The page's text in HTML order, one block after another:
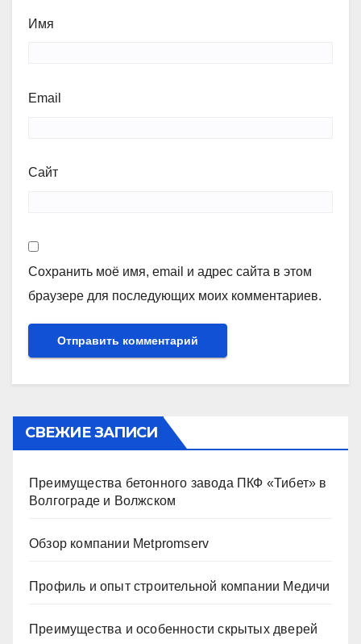
Имя
Email
Сайт
Сохранить моё имя, email и адрес сайта в этом
браузере для последующих моих комментариев.
СВЕЖИЕ ЗАПИСИ
Преимущества бетонного завода ПКФ «Тибет» в
Волгограде и Волжском
Обзор компании Metpromserv
Профиль и опыт строительной компании Медичи
Преимущества и особенности скрытых дверей